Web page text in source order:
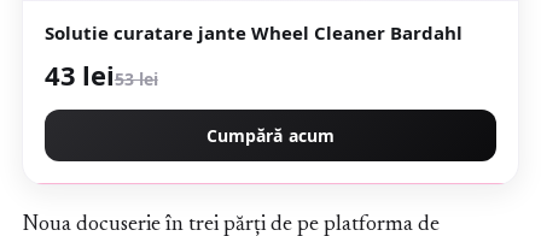
Solutie curatare jante Wheel Cleaner Bardahl
43 lei53 lei
Cumpără acum
Noua docuserie în trei părți de pe platforma de